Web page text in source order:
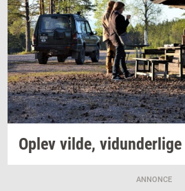
Oplev vilde, vi­dun­der­li­ge
ANNONCE